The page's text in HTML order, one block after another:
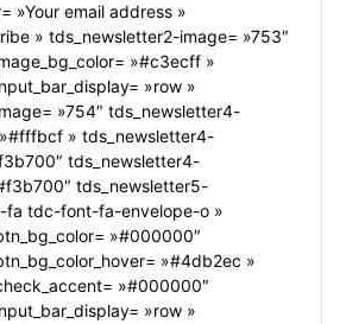
»Your email address »
» tds_newsletter2-image= »753″
»#c3ecff »
»row »
»754″ tds_newsletter4-
» tds_newsletter4-
tds_newsletter4-
tds_newsletter5-
tdc-font-fa-envelope-o »
»#000000″
»#4db2ec »
»#000000″
»row »